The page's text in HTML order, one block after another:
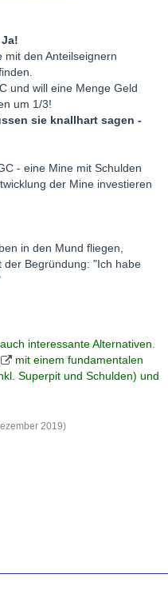
mit den Anteilseignern
und will eine Menge Geld
um 1/3!
sie knallhart sagen -
- eine Mine mit Schulden
der Mine investieren
in den Mund fliegen,
der Begründung: "Ich habe
interessante Alternativen.
mit einem fundamentalen
Superpit und Schulden) und
2019)